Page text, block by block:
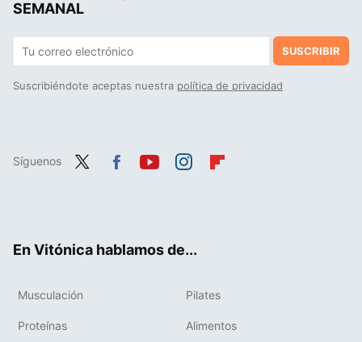
SEMANAL
SUSCRIBIR
Suscribiéndote aceptas nuestra política de privacidad
Síguenos
En Vitónica hablamos de...
Musculación Pilates
Proteínas Alimentos